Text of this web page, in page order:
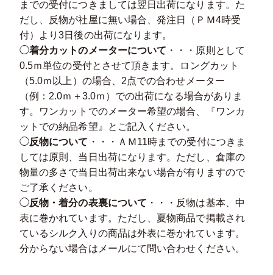
までの受付につきましては翌日出荷になります。た
だし、反物が社屋に無い場合、発注日（ＰＭ4時受
付）より3日後の出荷になります。
◯着分カットのメーターについて ・・・原則として
0.5ｍ単位の受付とさせて頂きます。ロングカット
（5.0ｍ以上）の場合、2点での合わせメーター
（例：2.0ｍ＋3.0ｍ）での出荷になる場合がありま
す。ワンカットでのメーター希望の場合、『ワンカ
ットでの納品希望』とご記入ください。
◯反物について ・・・ＡＭ11時までの受付につきま
しては原則、当日出荷になります。ただし、倉庫の
物量の多さで当日出荷出来ない場合が有りますので
ご了承ください。
◯反物・着分の表裏について ・・・反物は基本、中
表に巻かれています。ただし、夏物商品で掲載され
ているシルク入りの商品は外表に巻かれています。
分からない場合はメールにて問い合わせください。